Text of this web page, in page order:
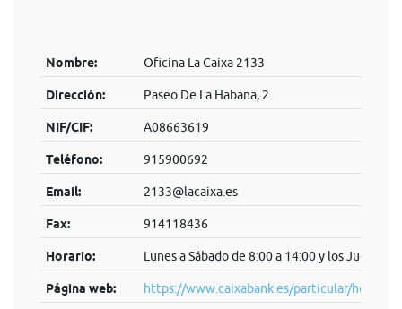
Nombre: Oficina La Caixa 2133
Dirección: Paseo De La Habana, 2
NIF/CIF: A08663619
Teléfono: 915900692
Email: 2133@lacaixa.es
Fax: 914118436
Horario: Lunes a Sábado de 8:00 a 14:00 y los Jueves
Página web: https://www.caixabank.es/particular/home/